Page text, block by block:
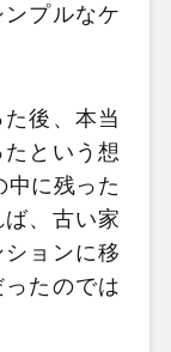
プルなケ
後、本当
という想
中に残った
、古い家
ョンに移
たのでは